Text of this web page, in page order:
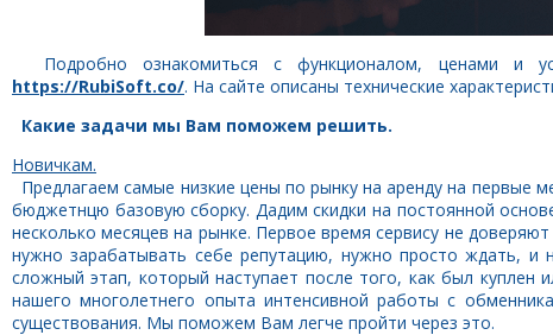
Подробно ознакомиться с функционалом, ценами и
https://RubiSoft.co/. На сайте описаны технические
Какие задачи мы Вам поможем решить.
Новичкам.
Предлагаем самые низкие цены по рынку на аренду на первые
бюджетнцю базовую сборку. Дадим скидки на постоянной
несколько месяцев на рынке. Первое время сервису не
нужно зарабатывать себе репутацию, нужно просто ждать, и
сложный этап, который наступает после того, как был куплен
нашего многолетнего опыта интенсивной работы с
существования. Мы поможем Вам легче пройти через это.